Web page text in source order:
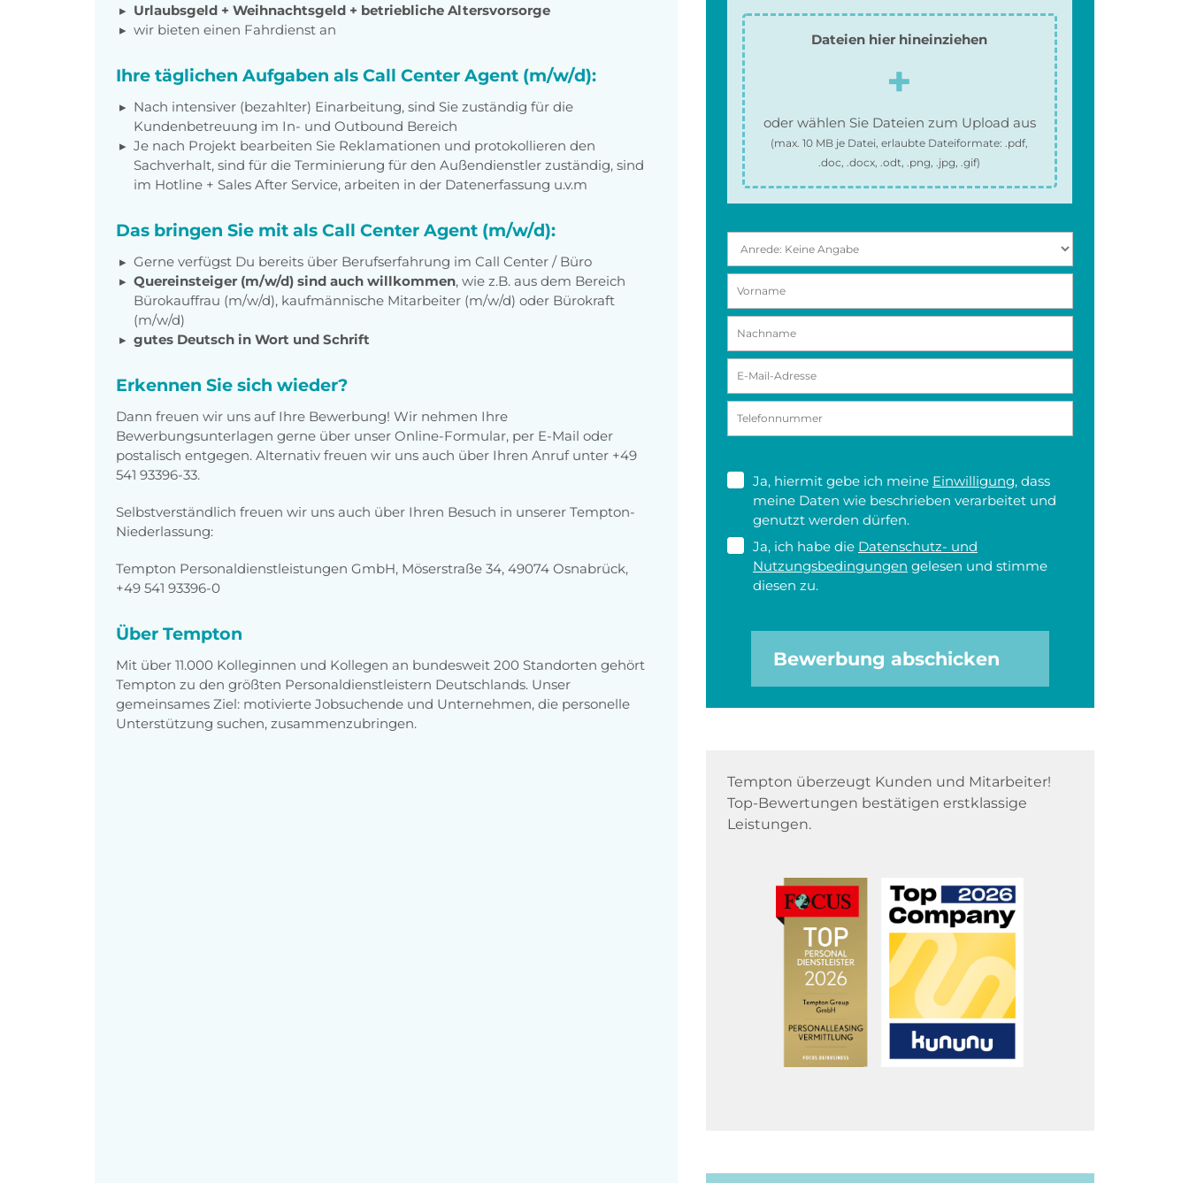
Urlaubsgeld + Weihnachtsgeld + betriebliche Altersvorsorge
wir bieten einen Fahrdienst an
Ihre täglichen Aufgaben als Call Center Agent (m/w/d):
Nach intensiver (bezahlter) Einarbeitung, sind Sie zuständig für die
Kundenbetreuung im In- und Outbound Bereich
Je nach Projekt bearbeiten Sie Reklamationen und protokollieren den
Sachverhalt, sind für die Terminierung für den Außendienstler zuständig, sind
im Hotline + Sales After Service, arbeiten in der Datenerfassung u.v.m
Das bringen Sie mit als Call Center Agent (m/w/d):
Gerne verfügst Du bereits über Berufserfahrung im Call Center / Büro
Quereinsteiger (m/w/d) sind auch willkommen, wie z.B. aus dem Bereich
Bürokauffrau (m/w/d), kaufmännische Mitarbeiter (m/w/d) oder Bürokraft
(m/w/d)
gutes Deutsch in Wort und Schrift
Erkennen Sie sich wieder?
Dann freuen wir uns auf Ihre Bewerbung! Wir nehmen Ihre
Bewerbungsunterlagen gerne über unser Online-Formular, per E-Mail oder
postalisch entgegen. Alternativ freuen wir uns auch über Ihren Anruf unter +49
541 93396-33.
Selbstverständlich freuen wir uns auch über Ihren Besuch in unserer Tempton-
Niederlassung:
Tempton Personaldienstleistungen GmbH, Möserstraße 34, 49074 Osnabrück,
+49 541 93396-0
Über Tempton
Mit über 11.000 Kolleginnen und Kollegen an bundesweit 200 Standorten gehört
Tempton zu den größten Personaldienstleistern Deutschlands. Unser
gemeinsames Ziel: motivierte Jobsuchende und Unternehmen, die personelle
Unterstützung suchen, zusammenzubringen.
Dateien hier hineinziehen
oder wählen Sie Dateien zum Upload aus
(max.10 MB je Datei, erlaubte Dateiformate:.pdf,
.doc, .docx, .odt, .png, .jpg, .gif)
Ja, hiermit gebe ich meine Einwilligung, dass
meine Daten wie beschrieben verarbeitet und
genutzt werden dürfen.
Ja, ich habe die Datenschutz- und
Nutzungsbedingungen gelesen und stimme
diesen zu.
Bewerbung abschicken
Tempton überzeugt Kunden und Mitarbeiter!
Top-Bewertungen bestätigen erstklassige
Leistungen.